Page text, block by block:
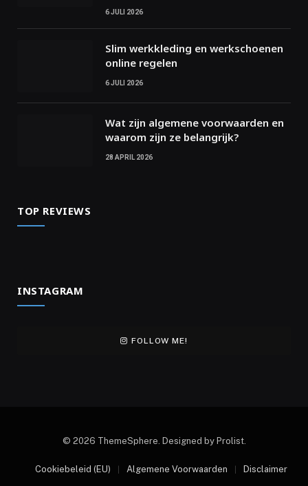
6 JULI 2026
Slim werkkleding en werkschoenen
online regelen
6 JULI 2026
Wat zijn algemene voorwaarden en
waarom zijn ze belangrijk?
28 APRIL 2026
TOP REVIEWS
INSTAGRAM
FOLLOW ME!
© 2026 ThemeSphere. Designed by Prolist.
Cookiebeleid (EU) Algemene Voorwaarden Disclaimer